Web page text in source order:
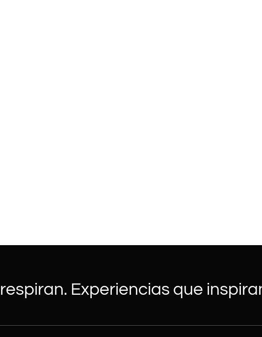
Experiencias que